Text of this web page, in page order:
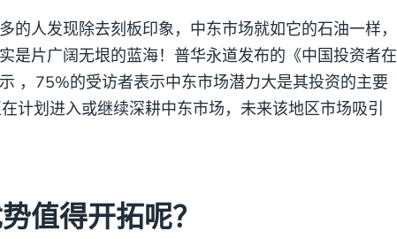
的人发现除去刻板印象，中东市场就如它的石油一样，
是片广阔无垠的蓝海！普华永道发布的《中国投资者在
，75%的受访者表示中东市场潜力大是其投资的主要
计划进入或继续深耕中东市场，未来该地区市场吸引
值得开拓呢？